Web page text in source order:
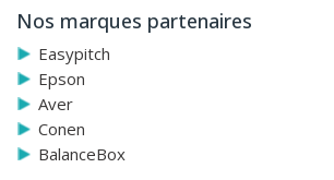
Nos marques partenaires
Easypitch
Epson
Aver
Conen
BalanceBox